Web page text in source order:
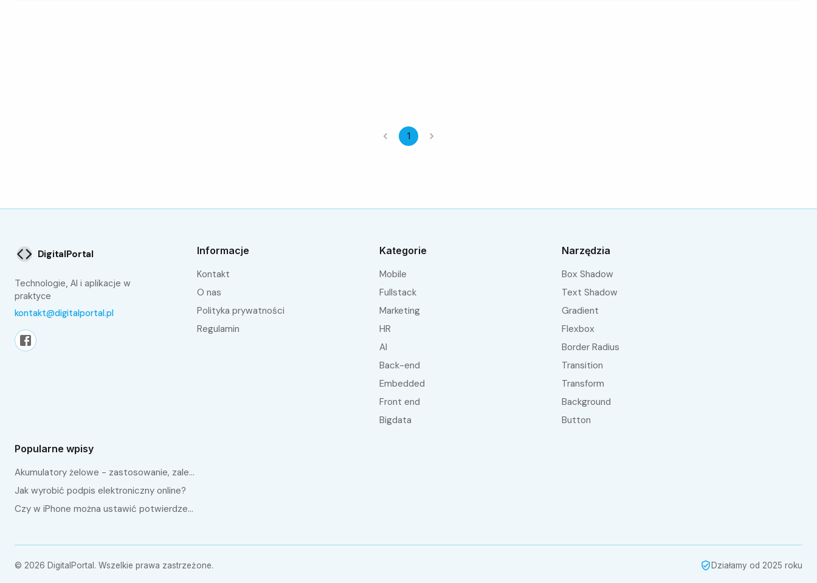
1
DigitalPortal
Technologie, AI i aplikacje w
praktyce
kontakt@digitalportal.pl
Informacje
Kontakt
O nas
Polityka prywatności
Regulamin
Kategorie
Mobile
fullstack
Marketing
HR
AI
Back-end
embedded
front end
bigdata
Narzędzia
Box Shadow
Text Shadow
Gradient
Flexbox
Border Radius
Transition
Transform
Background
Button
Popularne wpisy
Akumulatory żelowe - zastosowanie, zalety i różnice względem AGM
Jak wyrobić podpis elektroniczny online?
Czy w iPhone można ustawić potwierdzenie odczytania SMS?
© 2026 DigitalPortal . Wszelkie prawa zastrzeżone. Działamy od 2025 roku